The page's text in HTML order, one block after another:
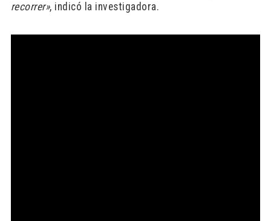
recorrer», indicó la investigadora.